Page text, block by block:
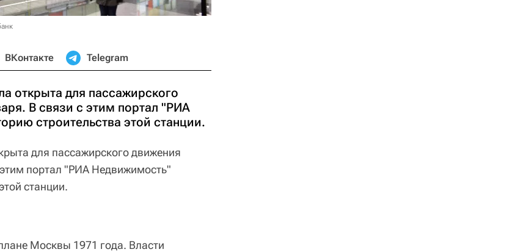
ВКонтакте Telegram
открыта для пассажирского
В связи с этим портал "РИА
строительства этой станции.
для пассажирского движения
портал "РИА Недвижимость"
станции.
Москвы 1971 года. Власти